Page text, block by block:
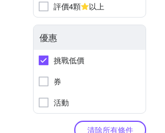
評價4顆
以上
優惠
挑戰低價
券
活動
清除所有條件